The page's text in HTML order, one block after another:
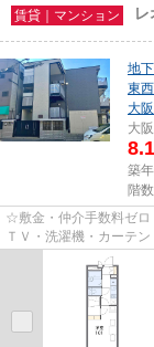
賃貸｜マンション
地
東
大
大
8.1
築
階
☆敷金・仲介手数料ゼ
ＴＶ・洗濯機・カーテ